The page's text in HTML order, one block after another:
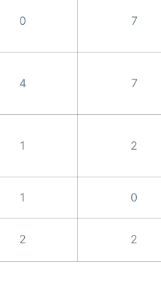
0 7
4 7
1 2
1 0
2 2